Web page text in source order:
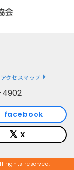
アクセスマップ
facebook
X
rights reserved.